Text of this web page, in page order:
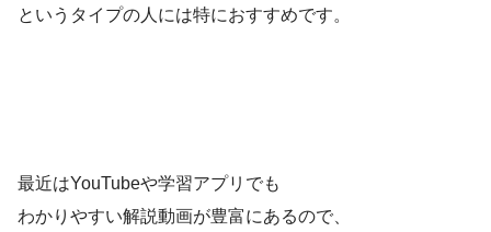
というタイプの人には特におすすめです。
最近はYouTubeや学習アプリでも
わかりやすい解説動画が豊富にあるので、